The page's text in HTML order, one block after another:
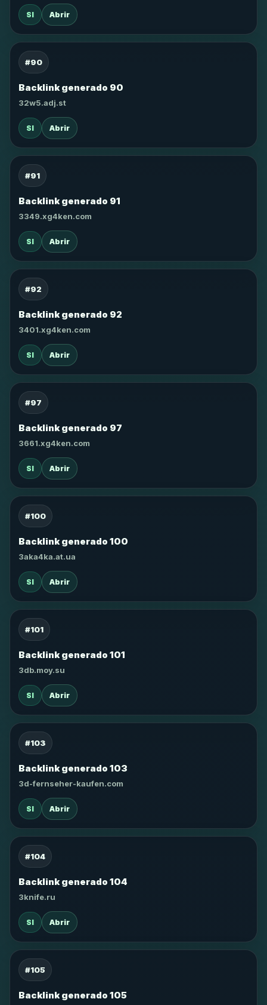
SI Abrir
#90
Backlink generado 90
32w5.adj.st
SI Abrir
#91
Backlink generado 91
3349.xg4ken.com
SI Abrir
#92
Backlink generado 92
3401.xg4ken.com
SI Abrir
#97
Backlink generado 97
3661.xg4ken.com
SI Abrir
#100
Backlink generado 100
3aka4ka.at.ua
SI Abrir
#101
Backlink generado 101
3db.moy.su
SI Abrir
#103
Backlink generado 103
3d-fernseher-kaufen.com
SI Abrir
#104
Backlink generado 104
3knife.ru
SI Abrir
#105
Backlink generado 105